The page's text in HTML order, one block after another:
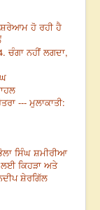
ਹੋ ਰਹੀ ਹੈ
ਚੰਗਾ ਨਹੀਂ ਲਗਦਾ,
--- ਮੁਲਾਕਾਤੀ:
ਸਿੰਘ ਸ਼ਮੀਰੀਆ
ਲਈ ਕਿਹੜਾ ਅਤੇ
ਸ਼ੇਰਗਿੱਲ